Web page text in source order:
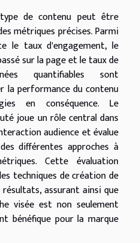
de contenu peut être
métriques précises. Parmi
le taux d'engagement, le
sur la page et le taux de
quantifiables sont
la performance du contenu
en conséquence. Le
joue un rôle central dans
audience et évalue
différentes approches à
Cette évaluation
techniques de création de
assurant ainsi que
visée est non seulement
bénéfique pour la marque